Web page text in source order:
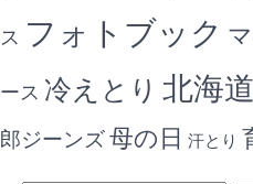
ス フォトブック
ース 冷えとり 北海道
郎ジーンズ母の日 汗とり